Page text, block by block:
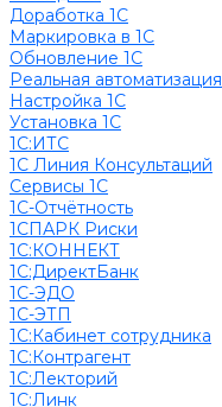
Доработка 1С
Маркировка в 1С
Обновление 1С
Реальная автоматизация
Настройка 1С
Установка 1С
1С:ИТС
1С Линия Консультаций
Сервисы 1С
1С-Отчётность
1СПАРК Риски
1С:КОННЕКТ
1С:ДиректБанк
1С-ЭДО
1С-ЭТП
1С:Кабинет сотрудника
1С:Контрагент
1С:Лекторий
1С:Линк